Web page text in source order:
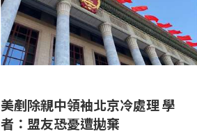
美剷除親中領袖北京冷處理 學
者：盟友恐憂遭拋棄